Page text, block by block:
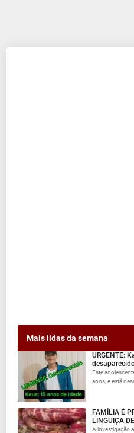
Mais lidas da semana
URGENTE:
Este
anos, e está
FAMÍLIA É
LINGUIÇA
A investigação